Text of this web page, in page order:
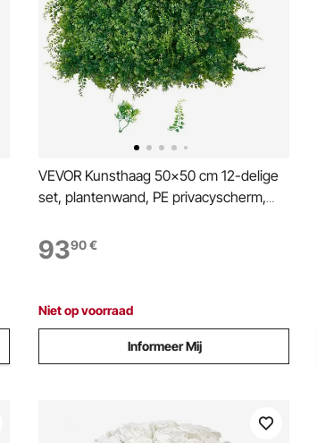
VEVOR Kunsthaag 50x50 cm 12-delige
set, plantenwand, PE privacyscherm,
kunstplanten balkonbekleding voor
bruiloften, buitentuinen, achtertuinen
9390€
Niet op voorraad
Informeer Mij